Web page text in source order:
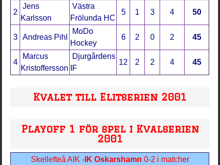
2
Jens
Karlsson
Västra
Frölunda HC
5 1 3 4 50
3 Andreas Pihl
MoDo
Hockey
6 2 0 2 45
4
Marcus
Kristoffersson
Djurgårdens
IF
12 2 2 4 45
Kvalet till Elitserien 2001
Playoff 1 för spel i Kvalserien
2001
Skellefteå AIK -IK Oskarshamn 0-2 i matcher